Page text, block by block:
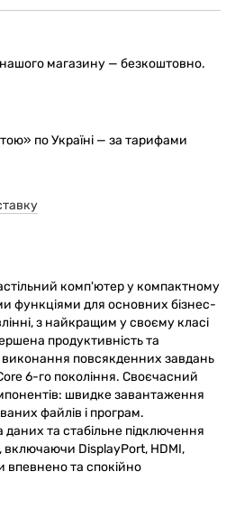
нашого магазину — безкоштовно.
по Україні — за тарифами
комп'ютер у компактному
функціями для основних бізнес-
з найкращим у своєму класі
продуктивність та
виконання повсякденних завдань
6-го покоління. Своєчасний
швидке завантаження
файлів і програм.
та стабільне підключення
включаючи DisplayPort, HDMI,
впевнено та спокійно